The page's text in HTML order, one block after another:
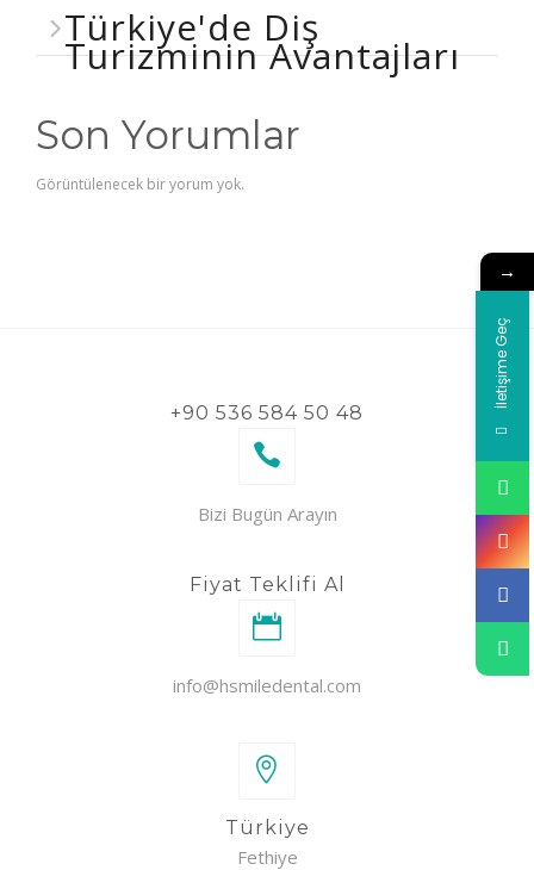
Türkiye'de Diş
Turizminin Avantajları
Son Yorumlar
Görüntülenecek bir yorum yok.
+90 536 584 50 48
Bizi Bugün Arayın
Fiyat Teklifi Al
info@hsmiledental.com
Türkiye
Fethiye
→
İletişime Geç